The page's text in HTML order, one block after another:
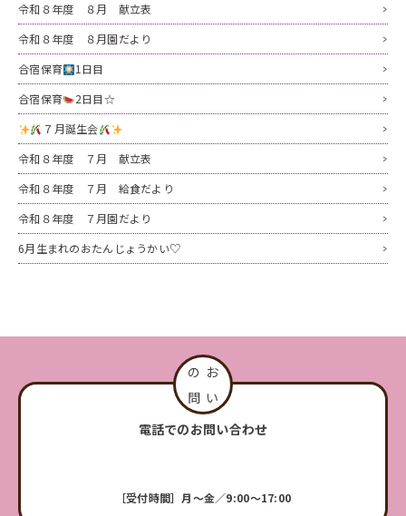
令和８年度 ８月 献立表
令和８年度 ８月園だより
合宿保育
1日目
合宿保育
2日目☆
７月誕生会
令和８年度 ７月 献立表
令和８年度 ７月 給食だより
令和８年度 ７月園だより
6月生まれのおたんじょうかい♡
電話でのお問い合わせ
［受付時間］月〜金／9:00〜17:00